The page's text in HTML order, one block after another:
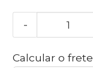
-
Calcular o frete